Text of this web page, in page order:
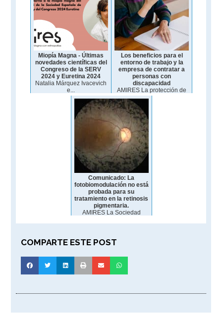
Miopía Magna - Últimas
novedades científicas del
Congreso de la SERV
2024 y Euretina 2024
Natalia Márquez Ivacevich
e...
Los beneficios para el
entorno de trabajo y la
empresa de contratar a
personas con
discapacidad
AMIRES La protección de
las...
Comunicado: La
fotobiomodulación no está
probada para su
tratamiento en la retinosis
pigmentaria.
AMIRES La Sociedad
COMPARTE ESTE POST